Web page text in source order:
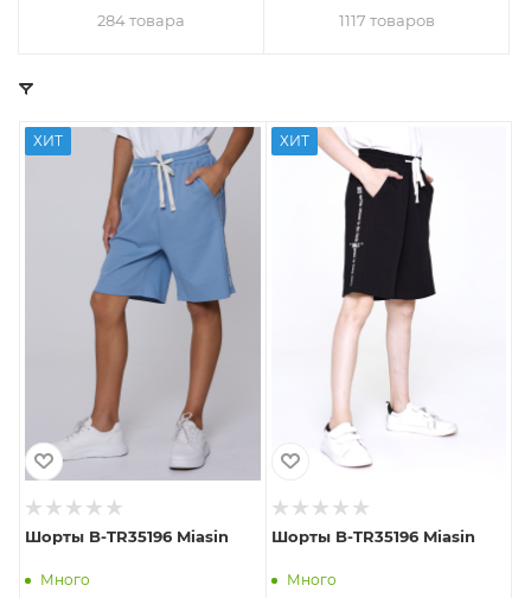
284 товара 1117 товаров
ХИТ
Шорты B-TR35196 Miasin
Много
ХИТ
Шорты B-TR35196 Miasin
Много